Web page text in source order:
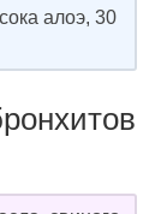
алоэ, 30